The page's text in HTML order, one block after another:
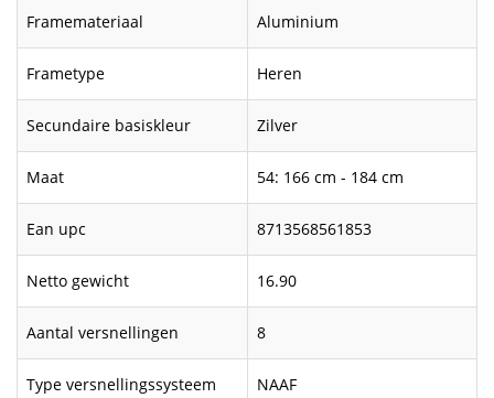
Framemateriaal Aluminium
Frametype Heren
Secundaire basiskleur Zilver
Maat 54: 166 cm - 184 cm
Ean upc 8713568561853
Netto gewicht 16.90
Aantal versnellingen 8
Type versnellingssysteem NAAF